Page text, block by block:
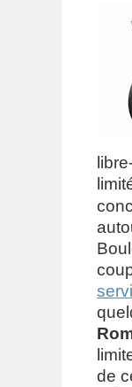
de